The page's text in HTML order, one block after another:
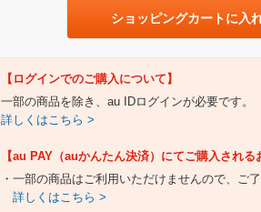
ショッピングカートに入
【ログインでのご購入について】
一部の商品を除き、au IDログインが必要です。
詳しくはこちら >
【au PAY（auかんたん決済）にてご購入される
・一部の商品はご利用いただけませんので、ご了
詳しくはこちら >